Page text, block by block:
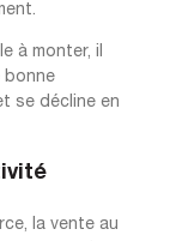
à monter, il
bonne
se décline en
la vente au